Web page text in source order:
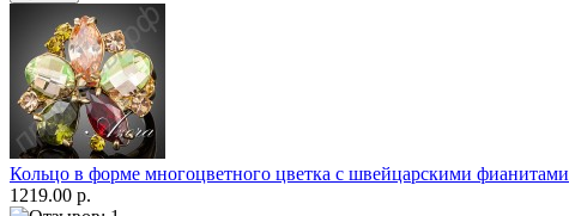
Кольцо в форме многоцветного цветка с швейцарскими фианитами
1219.00 р.